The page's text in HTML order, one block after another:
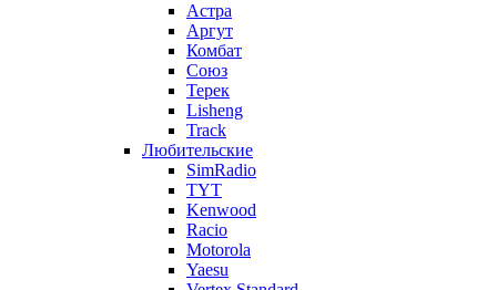
Астра
Аргут
Комбат
Союз
Терек
Lisheng
Track
Любительские
SimRadio
TYT
Kenwood
Racio
Motorola
Yaesu